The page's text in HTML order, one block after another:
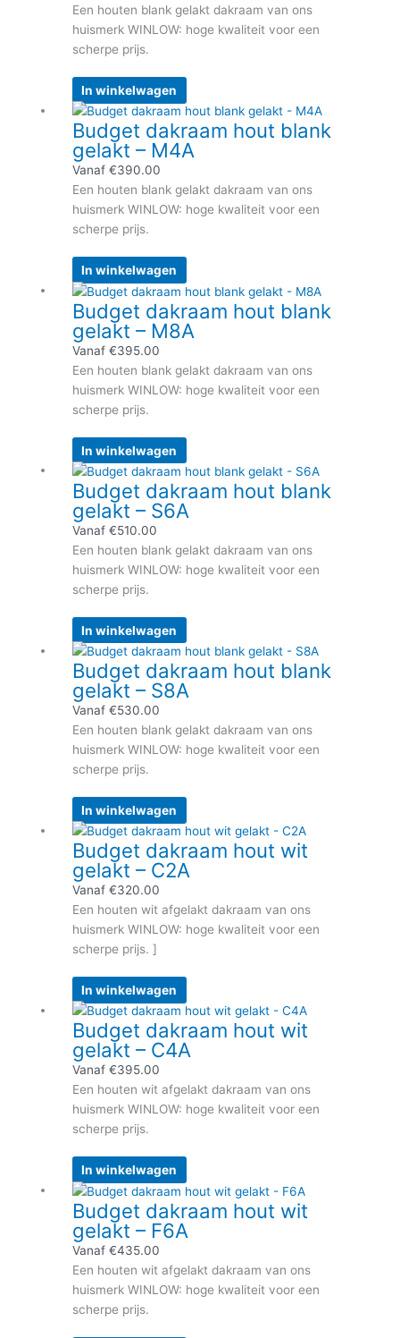
Een houten blank gelakt dakraam van ons
huismerk WINLOW: hoge kwaliteit voor een
scherpe prijs.
In winkelwagen
variaties.
Deze
optie
gekozen
worden
op
de
productpagina
Budget dakraam hout blank
gelakt – M4A
Vanaf€390.00
Een houten blank gelakt dakraam van ons
huismerk WINLOW: hoge kwaliteit voor een
scherpe prijs.
In winkelwagen
Dit
product
heeft
meerdere
variaties.
Deze
optie
gekozen
worden
op
de
productpagina
Budget dakraam hout blank
gelakt – M8A
Vanaf€395.00
Een houten blank gelakt dakraam van ons
huismerk WINLOW: hoge kwaliteit voor een
scherpe prijs.
In winkelwagen
Dit
product
heeft
meerdere
variaties.
Deze
optie
gekozen
worden
op
de
productpagina
Budget dakraam hout blank
gelakt – S6A
Vanaf€510.00
Een houten blank gelakt dakraam van ons
huismerk WINLOW: hoge kwaliteit voor een
scherpe prijs.
In winkelwagen
Dit
product
heeft
meerdere
variaties.
Deze
optie
gekozen
worden
op
de
productpagina
Budget dakraam hout blank
gelakt – S8A
Vanaf€530.00
Een houten blank gelakt dakraam van ons
huismerk WINLOW: hoge kwaliteit voor een
scherpe prijs.
In winkelwagen
Dit
product
heeft
meerdere
variaties.
Deze
optie
gekozen
worden
op
de
productpagina
Budget dakraam hout wit
gelakt – C2A
Vanaf€320.00
Een houten wit afgelakt dakraam van ons
huismerk WINLOW: hoge kwaliteit voor een
scherpe prijs. ]
In winkelwagen
Dit
product
heeft
meerdere
variaties.
Deze
optie
gekozen
worden
op
de
productpagina
Budget dakraam hout wit
gelakt – C4A
Vanaf€395.00
Een houten wit afgelakt dakraam van ons
huismerk WINLOW: hoge kwaliteit voor een
scherpe prijs.
In winkelwagen
Dit
product
heeft
meerdere
variaties.
Deze
optie
gekozen
worden
op
de
productpagina
Budget dakraam hout wit
gelakt – F6A
Vanaf€435.00
Een houten wit afgelakt dakraam van ons
huismerk WINLOW: hoge kwaliteit voor een
scherpe prijs.
Dit
product
heeft
meerdere
variaties.
Deze
optie